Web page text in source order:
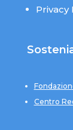
Privacy
Centro